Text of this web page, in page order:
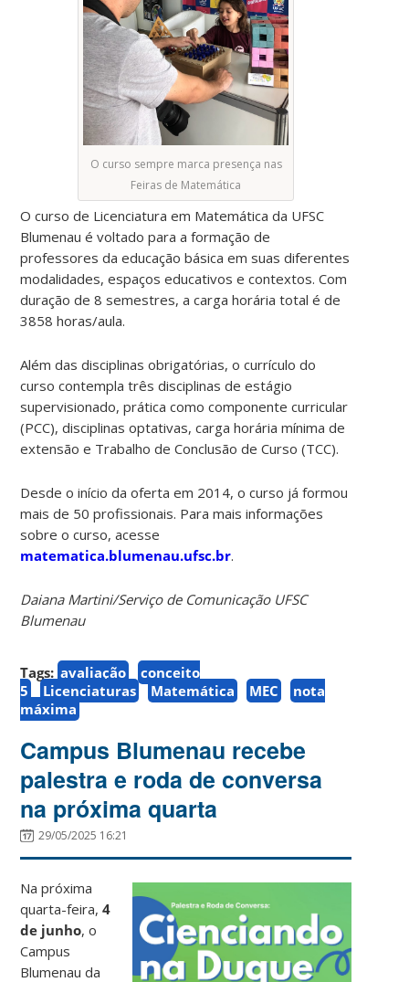
O curso sempre marca presença nas
Feiras de Matemática
O curso de Licenciatura em Matemática da UFSC
Blumenau é voltado para a formação de
professores da educação básica em suas diferentes
modalidades, espaços educativos e contextos. Com
duração de 8 semestres, a carga horária total é de
3858 horas/aula.
Além das disciplinas obrigatórias, o currículo do
curso contempla três disciplinas de estágio
supervisionado, prática como componente curricular
(PCC), disciplinas optativas, carga horária mínima de
extensão e Trabalho de Conclusão de Curso (TCC).
Desde o início da oferta em 2014, o curso já formou
mais de 50 profissionais. Para mais informações
sobre o curso, acesse
matematica.blumenau.ufsc.br.
Daiana Martini/Serviço de Comunicação UFSC
Blumenau
Tags: avaliação
conceito
5
Licenciaturas Matemática MEC
nota
máxima
Campus Blumenau recebe
palestra e roda de conversa
na próxima quarta
29/05/2025 16:21
Na próxima
quarta-feira,4
de junho, o
Campus
Blumenau da